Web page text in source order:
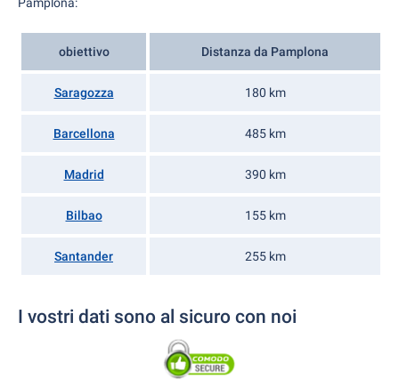
obiettivo Distanza da Pamplona
Saragozza 180 km
Barcellona 485 km
Madrid 390 km
Bilbao 155 km
Santander 255 km
I vostri dati sono al sicuro con noi